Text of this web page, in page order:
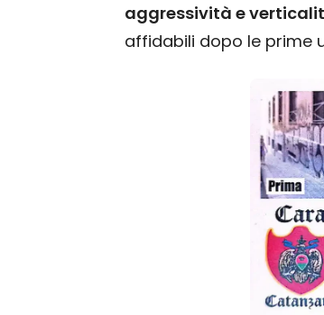
aggressività e
affidabili dopo le prime